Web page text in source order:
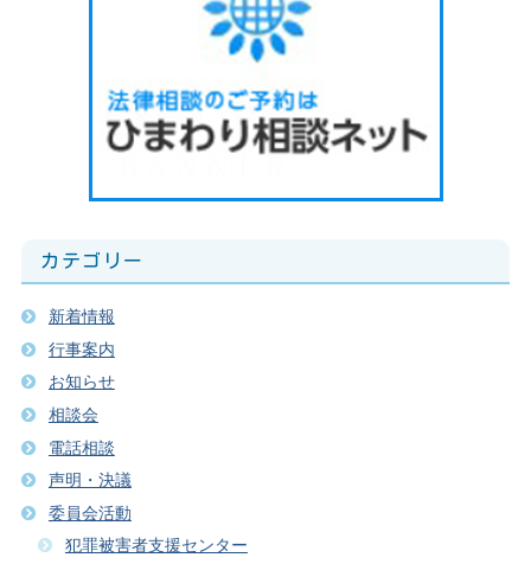
カテゴリー
新着情報
行事案内
お知らせ
相談会
電話相談
声明・決議
委員会活動
犯罪被害者支援センター